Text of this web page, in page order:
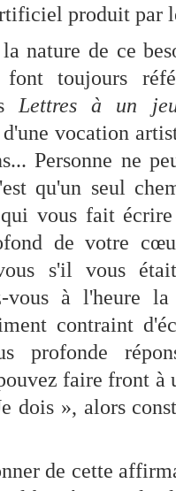
produit par
nature de ce
font toujours
Lettres à un
vocation
Personne ne
qu'un seul
qui vous fait
de votre
s'il vous
vous à l'heure
contraint
profonde
faire front à
dois », alors
de cette